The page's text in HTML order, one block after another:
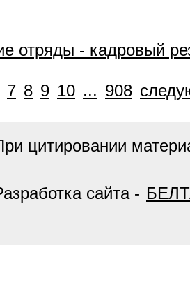
отряды - кадровый
7 8 9 10 ... 908
цитировании
сайта -